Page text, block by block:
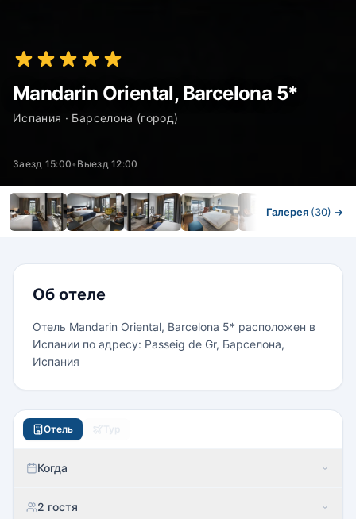
Mandarin Oriental, Barcelona 5*
Испания · Барселона (город)
Заезд 15:00• Выезд 12:00
Галерея (30) →
Об отеле
Отель Mandarin Oriental, Barcelona 5* расположен в
Испании по адресу: Passeig de Gr, Барселона,
Испания
Отель Тур
Когда
2 гостя